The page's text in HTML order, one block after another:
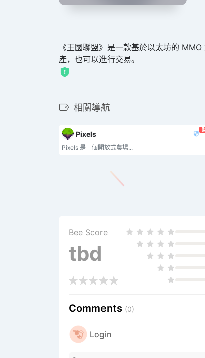
《王國聯盟》是一款基於以太坊的
產，也可以進行交易。
相關導航
Pixels
Pixels 是一個開放式農場...
Bee Score
tbd
Comments (0)
Login